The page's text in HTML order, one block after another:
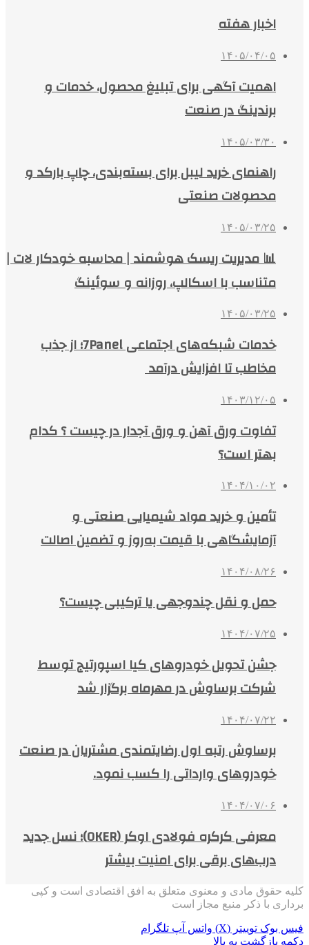
اخبار هفته
۱۴۰۵/۰۴/۰۵
اهمیت آگهی برای تبلیغ محصول، خدمات و
برندینگ در صنعت
۱۴۰۵/۰۳/۳۰
راهنمای خرید لیبل برای بسته‌بندی، چاپ بارکد و
محصولات صنعتی
۱۴۰۵/۰۳/۲۵
📊 مدیریت ریسک هوشمند | محاسبه خودکار لات |
متناسب با اسکالپ، روزانه و سوئینگ
۱۴۰۵/۰۳/۲۵
خدمات شبکه‌های اجتماعی 7Panel؛ از جذب
مخاطب تا افزایش درآمد
۱۴۰۳/۱۲/۰۵
تفاوت ورق آهن و ورق آجدار در چیست ؟ کدام
بهتر است؟
۱۴۰۴/۱۰/۰۲
تأمین و خرید مواد شیمیایی صنعتی و
آزمایشگاهی با قیمت به‌روز و تضمین اصالت
۱۴۰۴/۰۸/۲۶
حمل و نقل چندوجهی یا ترکیبی چیست؟
۱۴۰۴/۰۷/۲۵
جشن تحویل خودروهای کیا اسپورتیج توسط
شرکت برساوش در مهرماه برگزار شد
۱۴۰۴/۰۷/۲۲
برساوش رتبه اول رضایتمندی مشتریان در صنعت
خودروهای وارداتی را کسب نمود.
۱۴۰۴/۰۷/۰۶
معرفی کرکره فولادی اوکر (OKER)؛ نسل جدید
درب‌های برقی برای امنیت بیشتر
کلیه حقوق مادی و معنوی متعلق به افق اقتصادی است و کپی
برداری با ذکر منبع مجاز است
فیس بوک توییتر (X) واتس آپ تلگرام
دکمه بازگشت به بالا